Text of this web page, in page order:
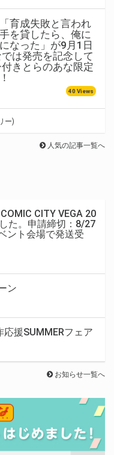
育成失敗と言われ
を貸したら、俺に
なった」が9月1日
は発売を記念して
きとらのあな限定
40 Views
ー)
人気の記事一覧へ
CITY VEGA 20
た。申請締切：8/27
ント会場で発送受
ン
援SUMMERフェア
お知らせ一覧へ